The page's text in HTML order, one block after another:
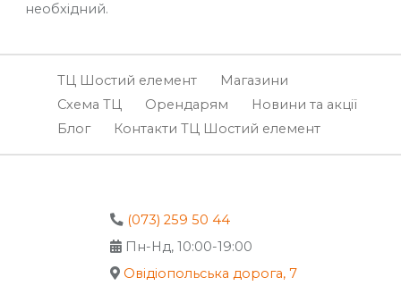
необхідний.
ТЦ Шостий елемент
Магазини
Схема ТЦ
Орендарям
Новини та акції
Блог
Контакти ТЦ Шостий елемент
(073) 259 50 44
Пн-Нд, 10:00-19:00
Овідіопольська дорога, 7